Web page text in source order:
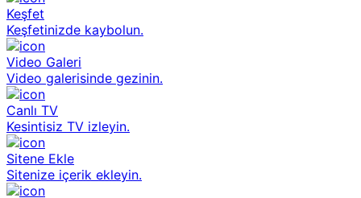
Keşfet
Keşfetinizde kaybolun.
Video Galeri
Video galerisinde gezinin.
Canlı TV
Kesintisiz TV izleyin.
Sitene Ekle
Sitenize içerik ekleyin.